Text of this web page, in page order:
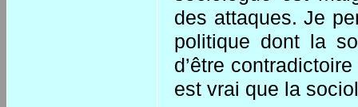
des attaques. Je
politique dont la
d’être
est vrai que la